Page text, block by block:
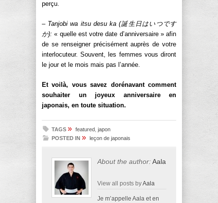
perçu.
– Tanjobi wa itsu desu ka (誕生日はいつです
か): « quelle est votre date d’anniversaire » afin
de se renseigner précisément auprès de votre
interlocuteur. Souvent, les femmes vous diront
le jour et le mois mais pas l’année.
Et voilà, vous savez dorénavant comment
souhaiter un joyeux anniversaire en
japonais, en toute situation.
TAGS » featured japon
POSTED IN » leçon de japonais
About the author:Aala
View all posts byAala
Je m’appelle Aala et en